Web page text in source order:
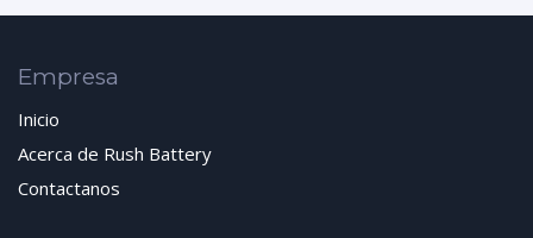
Empresa
Inicio
Acerca de Rush Battery
Contactanos